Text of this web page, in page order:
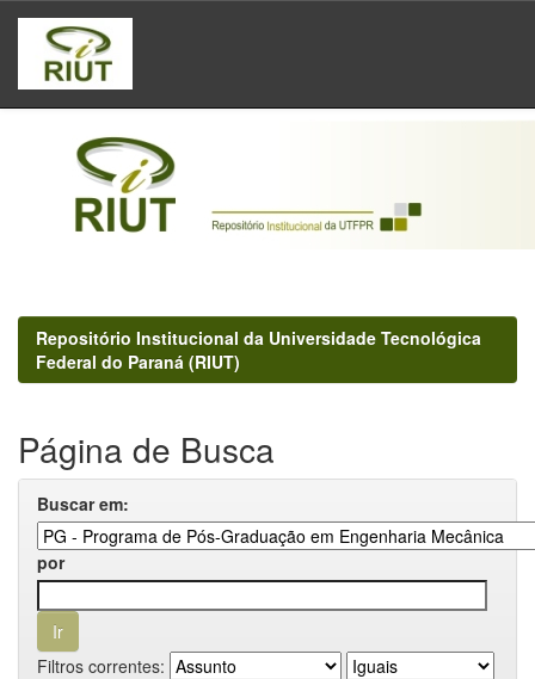
Skip
navigation
Repositório Institucional da Universidade Tecnológica
Federal do Paraná (RIUT)
Página de Busca
Buscar em:
por
Filtros correntes: